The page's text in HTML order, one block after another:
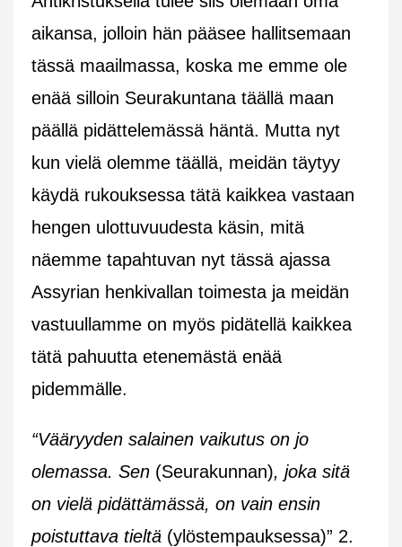
aikansa, jolloin hän pääsee hallitsemaan
tässä maailmassa, koska me emme ole
enää silloin Seurakuntana täällä maan
päällä pidättelemässä häntä. Mutta nyt
kun vielä olemme täällä, meidän täytyy
käydä rukouksessa tätä kaikkea vastaan
hengen ulottuvuudesta käsin, mitä
näemme tapahtuvan nyt tässä ajassa
Assyrian henkivallan toimesta ja meidän
vastuullamme on myös pidätellä kaikkea
tätä pahuutta etenemästä enää
pidemmälle.
“Vääryyden salainen vaikutus on jo
olemassa. Sen (Seurakunnan), joka sitä
on vielä pidättämässä, on vain ensin
poistuttava tieltä (ylöstempauksessa)” 2.